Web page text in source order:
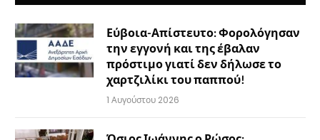
Εύβοια-Απίστευτο: Φορολόγησαν
την εγγονή και της έβαλαν
πρόστιμο γιατί δεν δήλωσε το
χαρτζιλίκι του παππού!
1 Αυγούστου 2026